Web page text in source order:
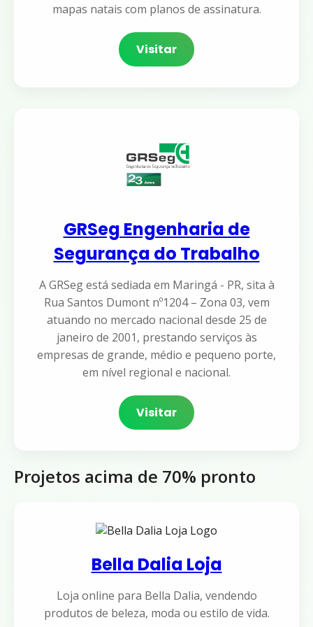
mapas natais com planos de assinatura.
Visitar
GRSeg Engenharia de
Segurança do Trabalho
A GRSeg está sediada em Maringá - PR, sita à
Rua Santos Dumont nº1204 – Zona 03, vem
atuando no mercado nacional desde 25 de
janeiro de 2001, prestando serviços às
empresas de grande, médio e pequeno porte,
em nível regional e nacional.
Visitar
Projetos acima de 70% pronto
Bella Dalia Loja
Loja online para Bella Dalia, vendendo
produtos de beleza, moda ou estilo de vida.